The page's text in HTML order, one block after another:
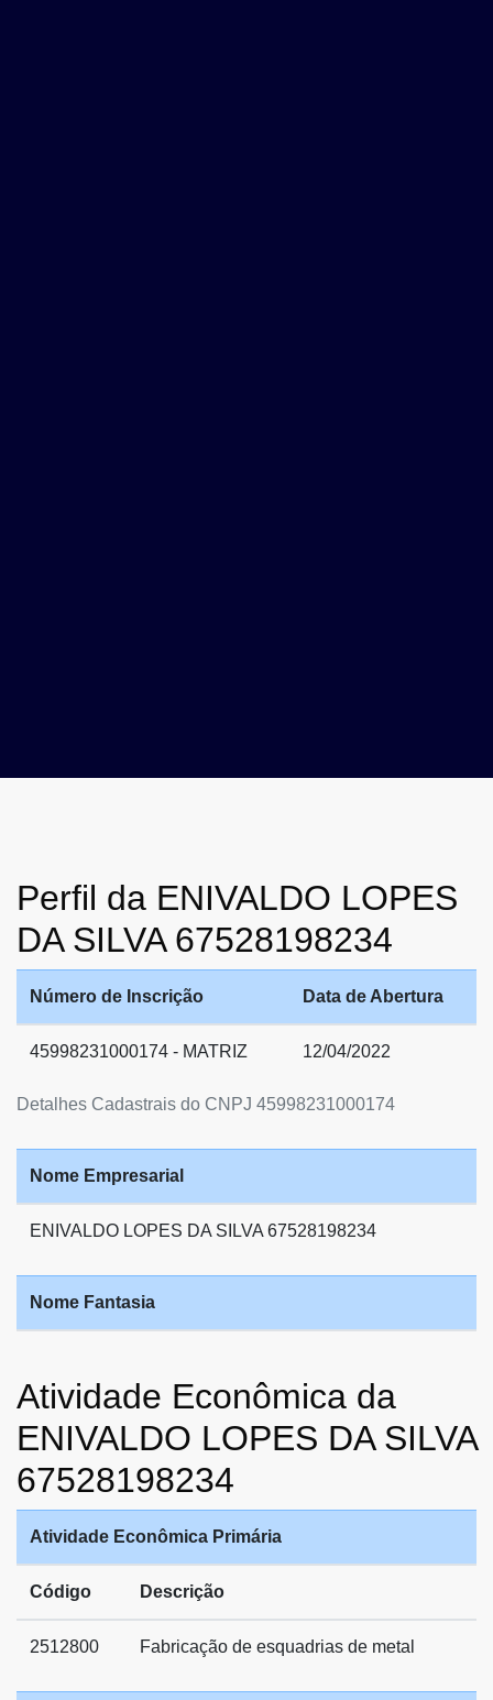
Perfil da ENIVALDO LOPES
DA SILVA 67528198234
Detalhes Cadastrais do CNPJ 45998231000174
Número de Inscrição Data de Abertura
45998231000174 - MATRIZ 12/04/2022
Nome Empresarial
ENIVALDO LOPES DA SILVA 67528198234
Nome Fantasia
Atividade Econômica da
ENIVALDO LOPES DA SILVA
67528198234
Atividade Econômica Primária
Código Descrição
2512800 Fabricação de esquadrias de metal